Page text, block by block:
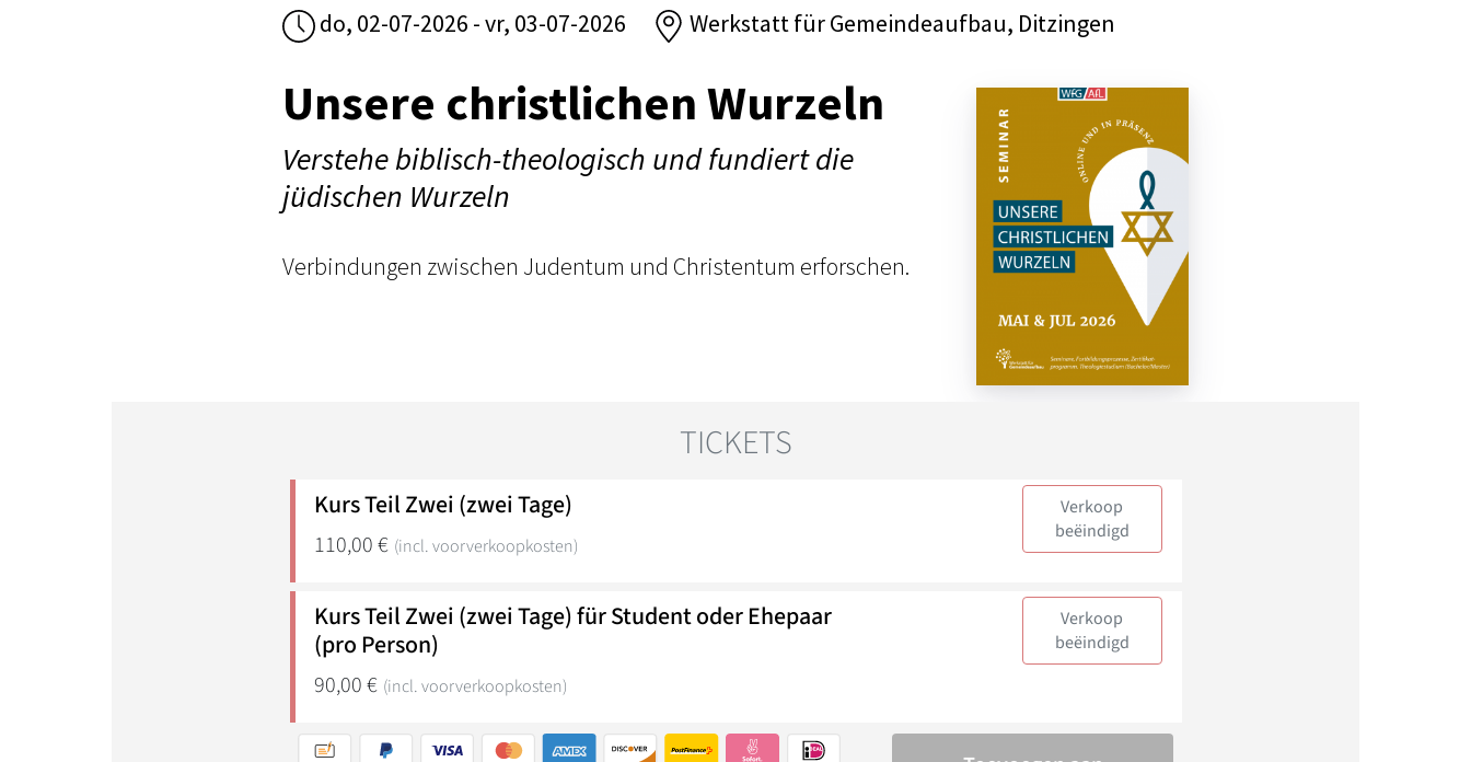
do, 02-07-2026 - vr, 03-07-2026 Werkstatt für Gemeindeaufbau, Ditzingen
Unsere christlichen Wurzeln
Verstehe biblisch-theologisch und fundiert die
jüdischen Wurzeln
Verbindungen zwischen Judentum und Christentum erforschen.